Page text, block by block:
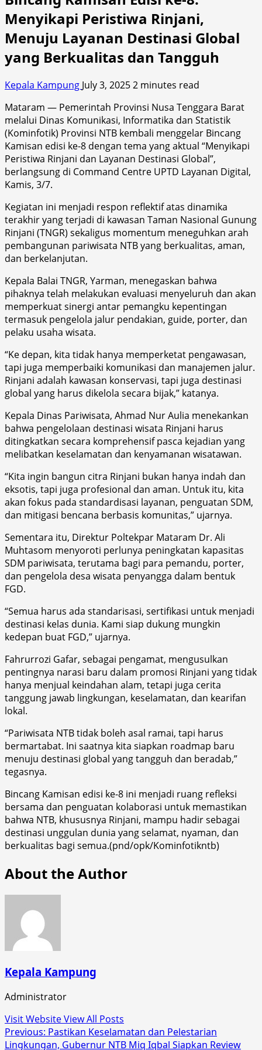
Menyikapi Peristiwa Rinjani,
Menuju Layanan Destinasi Global
yang Berkualitas dan Tangguh
Kepala Kampung July 3, 20252 minutes read
Mataram — Pemerintah Provinsi Nusa Tenggara Barat
melalui Dinas Komunikasi, Informatika dan Statistik
(Kominfotik) Provinsi NTB kembali menggelar Bincang
Kamisan edisi ke-8 dengan tema yang aktual “Menyikapi
Peristiwa Rinjani dan Layanan Destinasi Global”,
berlangsung di Command Centre UPTD Layanan Digital,
Kamis, 3/7.
Kegiatan ini menjadi respon reflektif atas dinamika
terakhir yang terjadi di kawasan Taman Nasional Gunung
Rinjani (TNGR) sekaligus momentum meneguhkan arah
pembangunan pariwisata NTB yang berkualitas, aman,
dan berkelanjutan.
Kepala Balai TNGR, Yarman, menegaskan bahwa
pihaknya telah melakukan evaluasi menyeluruh dan akan
memperkuat sinergi antar pemangku kepentingan
termasuk pengelola jalur pendakian, guide, porter, dan
pelaku usaha wisata.
“Ke depan, kita tidak hanya memperketat pengawasan,
tapi juga memperbaiki komunikasi dan manajemen jalur.
Rinjani adalah kawasan konservasi, tapi juga destinasi
global yang harus dikelola secara bijak,” katanya.
Kepala Dinas Pariwisata, Ahmad Nur Aulia menekankan
bahwa pengelolaan destinasi wisata Rinjani harus
ditingkatkan secara komprehensif pasca kejadian yang
melibatkan keselamatan dan kenyamanan wisatawan.
“Kita ingin bangun citra Rinjani bukan hanya indah dan
eksotis, tapi juga profesional dan aman. Untuk itu, kita
akan fokus pada standardisasi layanan, penguatan SDM,
dan mitigasi bencana berbasis komunitas,” ujarnya.
Sementara itu, Direktur Poltekpar Mataram Dr. Ali
Muhtasom menyoroti perlunya peningkatan kapasitas
SDM pariwisata, terutama bagi para pemandu, porter,
dan pengelola desa wisata penyangga dalam bentuk
FGD.
“Semua harus ada standarisasi, sertifikasi untuk menjadi
destinasi kelas dunia. Kami siap dukung mungkin
kedepan buat FGD,” ujarnya.
Fahrurrozi Gafar, sebagai pengamat, mengusulkan
pentingnya narasi baru dalam promosi Rinjani yang tidak
hanya menjual keindahan alam, tetapi juga cerita
tanggung jawab lingkungan, keselamatan, dan kearifan
lokal.
“Pariwisata NTB tidak boleh asal ramai, tapi harus
bermartabat. Ini saatnya kita siapkan roadmap baru
menuju destinasi global yang tangguh dan beradab,”
tegasnya.
Bincang Kamisan edisi ke-8 ini menjadi ruang refleksi
bersama dan penguatan kolaborasi untuk memastikan
bahwa NTB, khususnya Rinjani, mampu hadir sebagai
destinasi unggulan dunia yang selamat, nyaman, dan
berkualitas bagi semua.(pnd/opk/Kominfotikntb)
About the Author
Kepala Kampung
Administrator
Visit WebsiteView All Posts
Post
Previous: Pastikan Keselamatan dan Pelestarian
Lingkungan, Gubernur NTB Miq Iqbal Siapkan Review